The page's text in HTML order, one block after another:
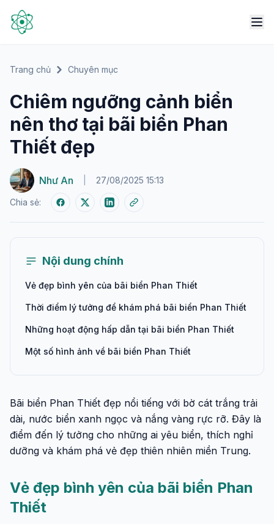
Trang chủ Chuyên mục
Chiêm ngưỡng cảnh biển
nên thơ tại bãi biển Phan
Thiết đẹp
Như An 27/08/2025 15:13
Chia sẻ:
Nội dung chính
Vẻ đẹp bình yên của bãi biển Phan Thiết
Thời điểm lý tưởng để khám phá bãi biển Phan Thiết
Những hoạt động hấp dẫn tại bãi biển Phan Thiết
Một số hình ảnh về bãi biển Phan Thiết
Bãi biển Phan Thiết đẹp nổi tiếng với bờ cát trắng trải
dài, nước biển xanh ngọc và nắng vàng rực rỡ. Đây là
điểm đến lý tưởng cho những ai yêu biển, thích nghỉ
dưỡng và khám phá vẻ đẹp thiên nhiên miền Trung.
Vẻ đẹp bình yên của bãi biển Phan
Thiết